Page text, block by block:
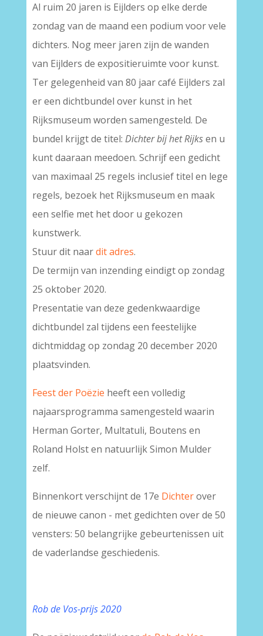
Al ruim 20 jaren is Eijlders op elke derde
zondag van de maand een podium voor vele
dichters. Nog meer jaren zijn de wanden
van Eijlders de expositieruimte voor kunst.
Ter gelegenheid van 80 jaar café Eijlders zal
er een dichtbundel over kunst in het
Rijksmuseum worden samengesteld. De
bundel krijgt de titel: Dichter bij het Rijksen u
kunt daaraan meedoen. Schrijf een gedicht
van maximaal 25 regels inclusief titel en lege
regels, bezoek het Rijksmuseum en maak
een selfie met het door u gekozen
kunstwerk.
Stuur dit naardit adres.
De termijn van inzending eindigt op zondag
25 oktober 2020.
Presentatie van deze gedenkwaardige
dichtbundel zal tijdens een feestelijke
dichtmiddag op zondag 20 december 2020
plaatsvinden.
Feest der Poëzie heeft een volledig
najaarsprogramma samengesteld waarin
Herman Gorter, Multatuli, Boutens en
Roland Holst en natuurlijk Simon Mulder
zelf.
Binnenkort verschijnt de 17e Dichterover
de nieuwe canon - met gedichten over de 50
vensters: 50 belangrijke gebeurtenissen uit
de vaderlandse geschiedenis.
Rob de Vos-prijs 2020